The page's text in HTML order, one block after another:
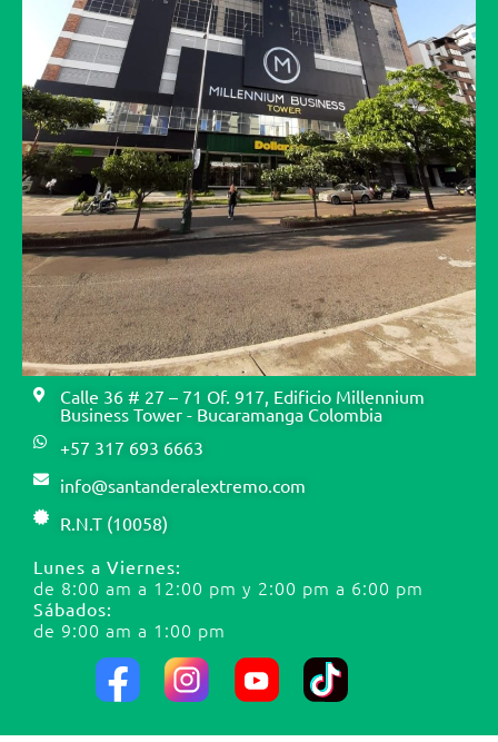
Calle 36 # 27 – 71 Of. 917, Edificio Millennium
Business Tower - Bucaramanga Colombia
+57 317 693 6663
info@santanderalextremo.com
R.N.T (10058)
Lunes a Viernes:
de 8:00 am a 12:00 pm y 2:00 pm a 6:00 pm
Sábados:
de 9:00 am a 1:00 pm